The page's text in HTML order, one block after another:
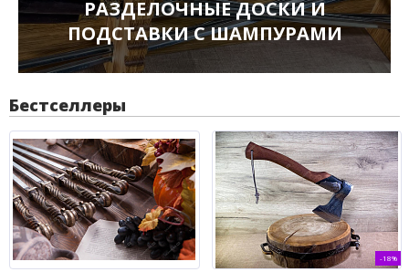
РАЗДЕЛОЧНЫЕ ДОСКИ И
ПОДСТАВКИ С ШАМПУРАМИ
Бестселлеры
-18%